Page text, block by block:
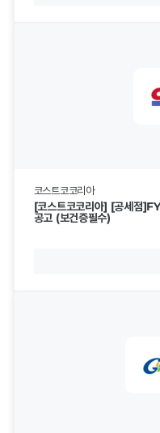
코스트코코리아
[코스트코코리아] [공세점
공고 (보건증필수)